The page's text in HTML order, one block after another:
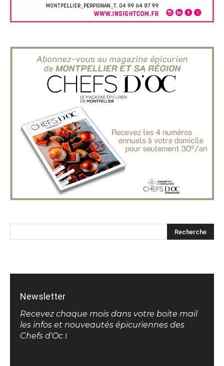
Newsletter
Recevez chaque mois dans votre boite mail
les infos et nouveautés épicuriennes des
Chefs d'Oc !